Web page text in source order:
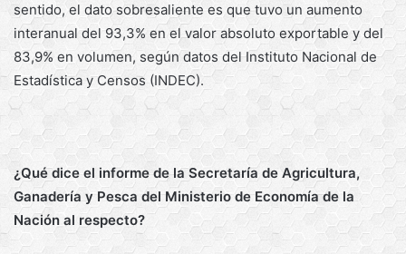
sentido, el dato sobresaliente es que tuvo un aumento
interanual del 93,3% en el valor absoluto exportable y del
83,9% en volumen, según datos del Instituto Nacional de
Estadística y Censos (INDEC).
¿Qué dice el informe de la Secretaría de Agricultura,
Ganadería y Pesca del Ministerio de Economía de la
Nación al respecto?